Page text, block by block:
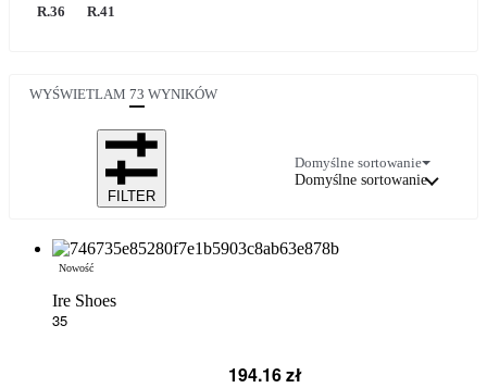
R.36 R.41
WYŚWIETLAM 73 WYNIKÓW
Domyślne sortowanie
Domyślne sortowanie
FILTER
Nowość
Ire Shoes
35
194.16zł